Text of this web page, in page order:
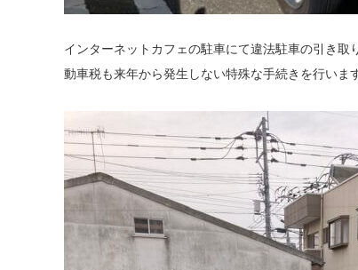
インターネットカフェの駐車にて違法駐車の引き
動車税も来年から発生しない特殊な手続きを行いま